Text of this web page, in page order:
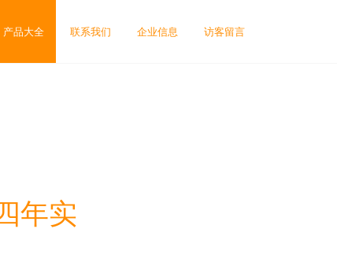
产品大全 联系我们 企业信息 访客留言
年实